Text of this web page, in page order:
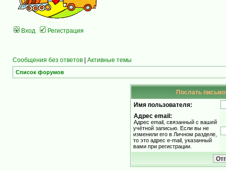
Вход Регистрация
Сообщения без ответов | Активные темы
Список форумов
Послать письмо
Имя пользователя:
Адрес email:
Адрес email, связанный с вашей
учётной записью. Если вы не
изменили его в Личном разделе,
то это адрес e-mail, указанный
вами при регистрации.